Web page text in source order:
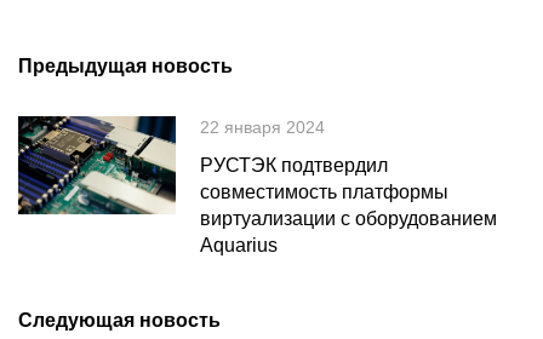
Предыдущая новость
22 января 2024
РУСТЭК подтвердил
совместимость платформы
виртуализации с оборудованием
Aquarius
Следующая новость